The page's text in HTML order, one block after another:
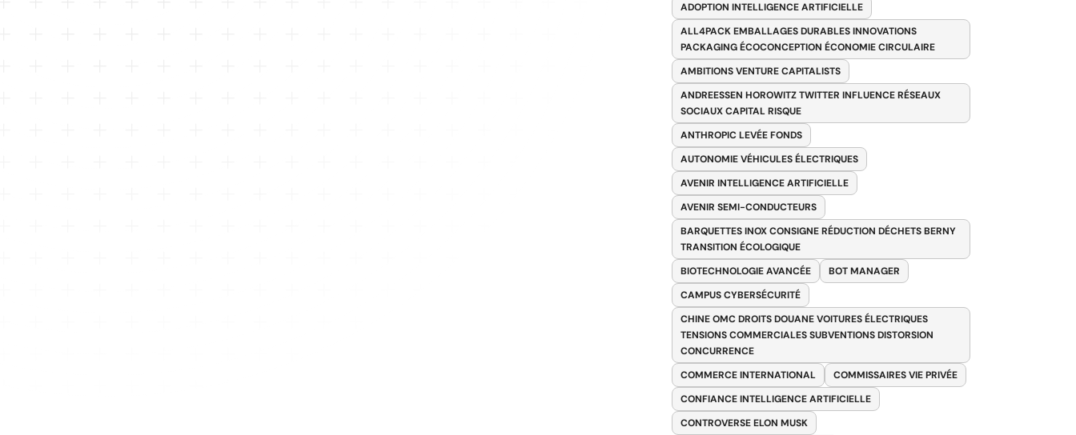
ADOPTION INTELLIGENCE ARTIFICIELLE
ALL4PACK EMBALLAGES DURABLES INNOVATIONS
PACKAGING ÉCOCONCEPTION ÉCONOMIE CIRCULAIRE
AMBITIONS VENTURE CAPITALISTS
ANDREESSEN HOROWITZ TWITTER INFLUENCE RÉSEAUX
SOCIAUX CAPITAL RISQUE
ANTHROPIC LEVÉE FONDS
AUTONOMIE VÉHICULES ÉLECTRIQUES
AVENIR INTELLIGENCE ARTIFICIELLE
AVENIR SEMI-CONDUCTEURS
BARQUETTES INOX CONSIGNE RÉDUCTION DÉCHETS BERNY
TRANSITION ÉCOLOGIQUE
BIOTECHNOLOGIE AVANCÉE
BOT MANAGER
CAMPUS CYBERSÉCURITÉ
CHINE OMC DROITS DOUANE VOITURES ÉLECTRIQUES
TENSIONS COMMERCIALES SUBVENTIONS DISTORSION
CONCURRENCE
COMMERCE INTERNATIONAL
COMMISSAIRES VIE PRIVÉE
CONFIANCE INTELLIGENCE ARTIFICIELLE
CONTROVERSE ELON MUSK